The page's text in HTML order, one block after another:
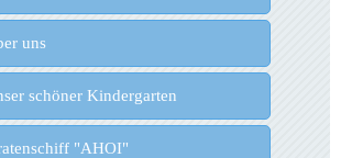
uns
schöner Kindergarten
"AHOI"